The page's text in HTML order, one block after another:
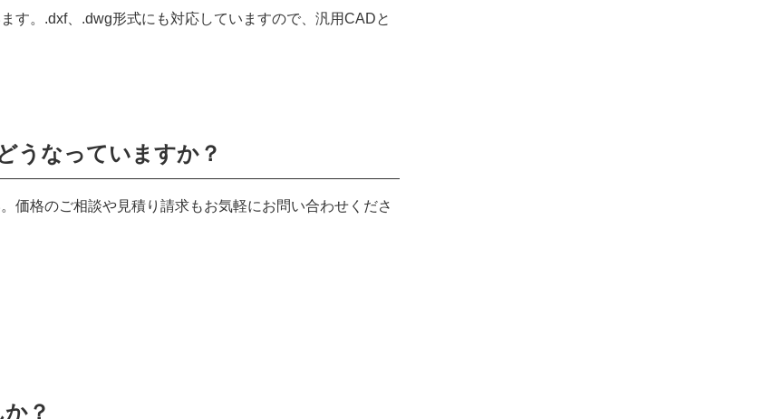
す。.dxf、.dwg形式にも対応していますので、汎用CADと
うなっていますか？
価格のご相談や見積り請求もお気軽にお問い合わせくださ
？